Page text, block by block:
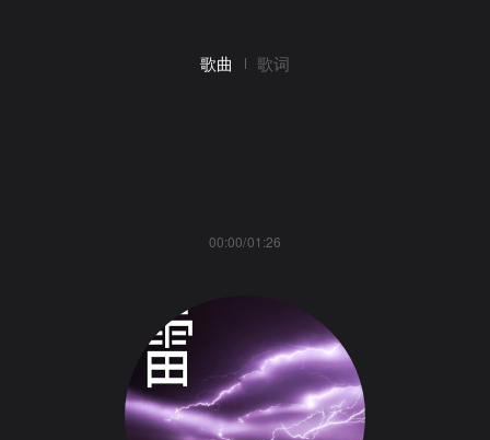
歌曲 歌词
00:00/01:26